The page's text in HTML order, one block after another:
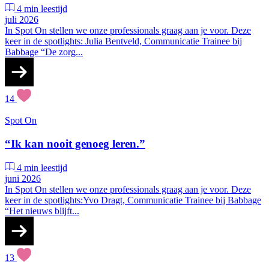
4 min leestijd
juli 2026
In Spot On stellen we onze professionals graag aan je voor. Deze
keer in de spotlights: Julia Bentveld, Communicatie Trainee bij
Babbage “De zorg...
14
Spot On
“Ik kan nooit genoeg leren.”
4 min leestijd
juni 2026
In Spot On stellen we onze professionals graag aan je voor. Deze
keer in de spotlights:Yvo Dragt, Communicatie Trainee bij Babbage
“Het nieuws blijft...
13